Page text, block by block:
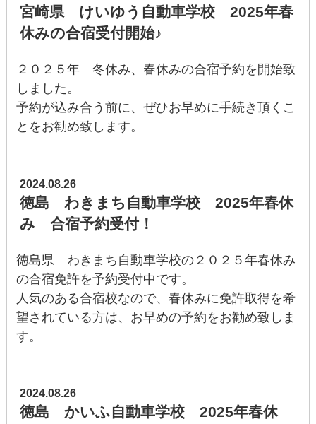
宮崎県 けいゆう自動車学校 2025年春
休みの合宿受付開始♪
２０２５年 冬休み、春休みの合宿予約を開始致
しました。
予約が込み合う前に、ぜひお早めに手続き頂くこ
とをお勧め致します。
2024.08.26
徳島 わきまち自動車学校 2025年春休
み 合宿予約受付！
徳島県 わきまち自動車学校の２０２５年春休み
の合宿免許を予約受付中です。
人気のある合宿校なので、春休みに免許取得を希
望されている方は、お早めの予約をお勧め致しま
す。
2024.08.26
徳島 かいふ自動車学校 2025年春休